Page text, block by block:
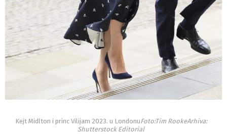
Kejt Midlton i princ Vilijam 2023. u LondonuFoto:Tim RookeArhiva:
Shutterstock Editorial